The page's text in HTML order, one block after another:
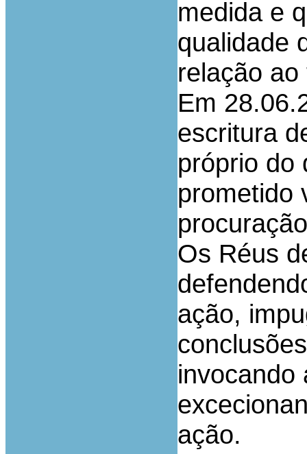
medida e
qualidade
relação
Em
escritura
próprio do
prometido
Os Réus
ação,
invocando
ação.